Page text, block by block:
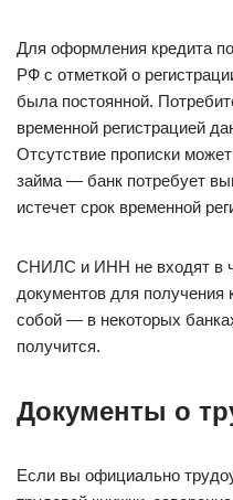
Для оформления кредита
РФ с отметкой о
была постоянной.
временной регистрацией
Отсутствие прописки
займа — банк потребует
истечет срок временной
СНИЛС и ИНН не входят в
документов для получения
собой — в некоторых
получится.
Документы о
Если вы официально